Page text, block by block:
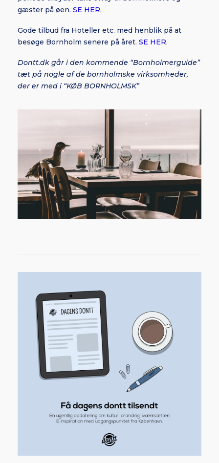
gæster på øen. SE HER.
Gode tilbud fra Hoteller etc. med henblik på at
besøge Bornholm senere på året. SE HER.
Dontt.dk går i den kommende “Bornholmerguide”
tæt på nogle af de bornholmske virksomheder,
der er med i “KØB BORNHOLMSK”